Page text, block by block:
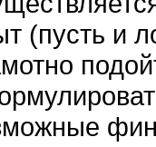
(пусть и